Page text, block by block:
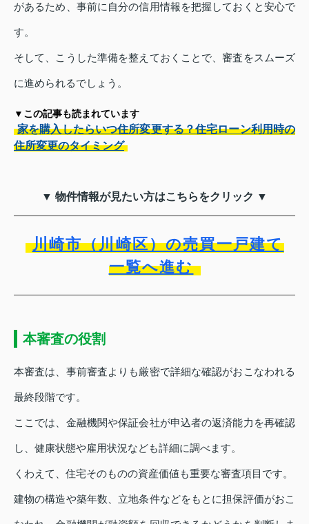
があるため、事前に自分の信用情報を把握しておくと安心で
す。
そして、こうした準備を整えておくことで、審査をスムーズ
に進められるでしょう。
▼この記事も読まれています
家を購入したらいつ住所変更する？住宅ローン利用時の
住所変更のタイミング
▼ 物件情報が見たい方はこちらをクリック ▼
川崎市（川崎区）の売買一戸建て
一覧へ進む
本審査の役割
本審査は、事前審査よりも厳密で詳細な確認がおこなわれる
最終段階です。
ここでは、金融機関や保証会社が申込者の返済能力を再確認
し、健康状態や雇用状況なども詳細に調べます。
くわえて、住宅そのものの資産価値も重要な審査項目です。
建物の構造や築年数、立地条件などをもとに担保評価がおこ